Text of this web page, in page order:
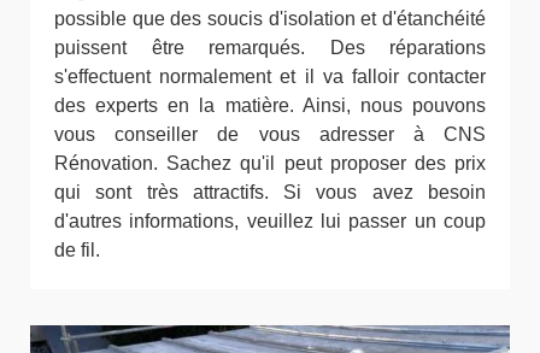
possible que des soucis d'isolation et d'étanchéité
puissent être remarqués. Des réparations
s'effectuent normalement et il va falloir contacter
des experts en la matière. Ainsi, nous pouvons
vous conseiller de vous adresser à CNS
Rénovation. Sachez qu'il peut proposer des prix
qui sont très attractifs. Si vous avez besoin
d'autres informations, veuillez lui passer un coup
de fil.